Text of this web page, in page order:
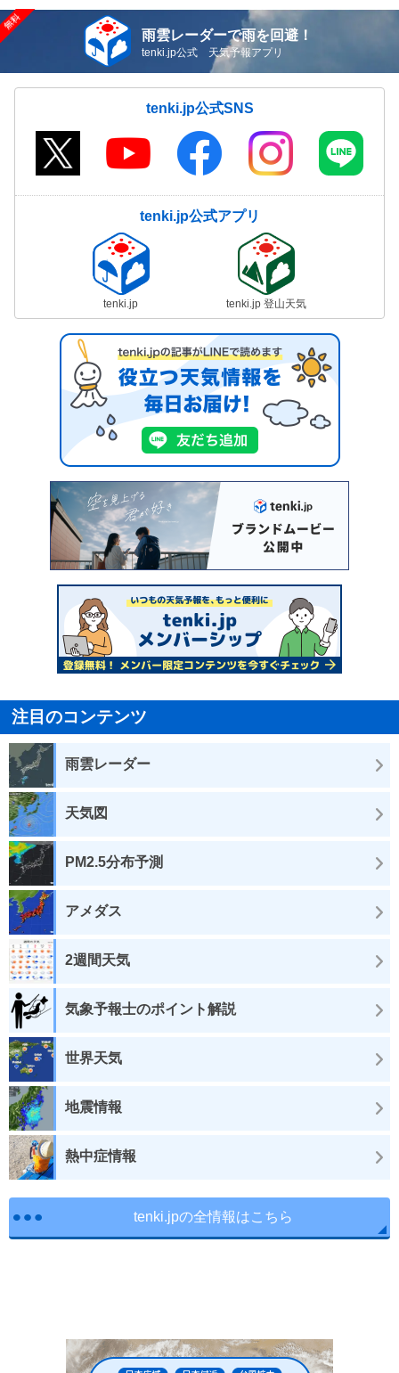
雨雲レーダーで雨を回避！
tenki.jp公式 天気予報アプリ
tenki.jp公式SNS
tenki.jp公式アプリ
tenki.jp tenki.jp 登山天気
注目のコンテンツ
雨雲レーダー
天気図
PM2.5分布予測
アメダス
2週間天気
気象予報士のポイント解説
世界天気
地震情報
熱中症情報
tenki.jpの全情報はこちら